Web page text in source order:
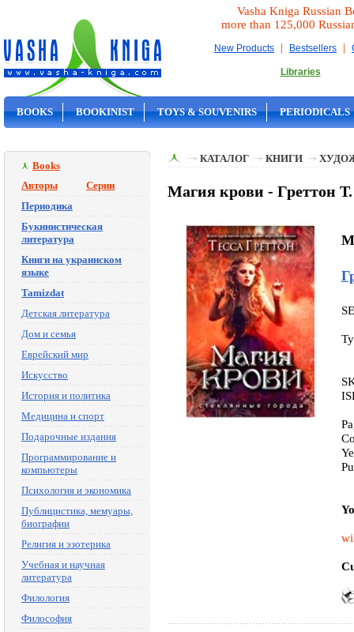
Vasha Kniga Russian
more than 125,000
New Products | Bestsellers |
Libraries
BOOKS BOOKINIST TOYS & SOUVENIRS PERIODICALS
Books
Авторы
Серии
Периодика
Букинистическая
литература
Книги на украинском
языке
Tamizdat
Детская литература
Дом и семья
Еврейский мир
Искусство
История и политика
Медицина и спорт
Подарочные издания
Программирование и
компьютеры
Психология и экономика
Публицистика, мемуары,
биографии
Религия и эзотерика
Учебная и научная
литература
Филология
Философия
КАТАЛОГ КНИГИ
Магия крови - Греттон Т.